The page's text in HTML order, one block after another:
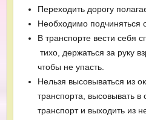
Переходить дорогу
Необходимо подчиняться
В транспорте вести себя
тихо, держаться за руку
чтобы не упасть.
Нельзя высовываться из
транспорта, высовывать в
транспорт и выходить из